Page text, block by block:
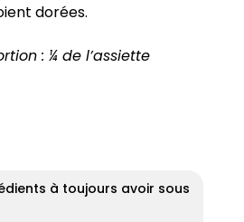
dorées.
: ¼ de l’assiette
à toujours avoir sous